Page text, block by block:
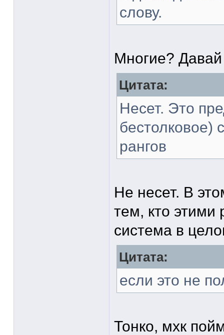
слову.
Многие?
Цитата:
Несет. Это
бестолковое)
рангов
Не несет. В
тем, кто этими
система в
Цитата:
если это не
Тонко, мхк